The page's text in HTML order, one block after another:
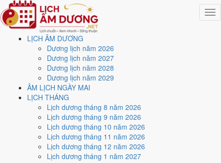
LỊCH ÂM DƯƠNG
Dương lịch năm 2026
Dương lịch năm 2027
Dương lịch năm 2028
Dương lịch năm 2029
ÂM LỊCH NGÀY MAI
LỊCH THÁNG
Lịch dương tháng 8 năm 2026
Lịch dương tháng 9 năm 2026
Lịch dương tháng 10 năm 2026
Lịch dương tháng 11 năm 2026
Lịch dương tháng 12 năm 2026
Lịch dương tháng 1 năm 2027
Trang chủ
Lịch năm 2026
Tháng 4/2026
Ngày 27/4/2026 (Tân Mùi)
Xem ngày27/4/2026
lịch - Ngày 11/3 âm lịch
(Tân Mùi) tốt hay xấu?
Ngày 27/4/2026 dương lịch (Thứ Hai) là ngày 11/3/2026 âm lịch